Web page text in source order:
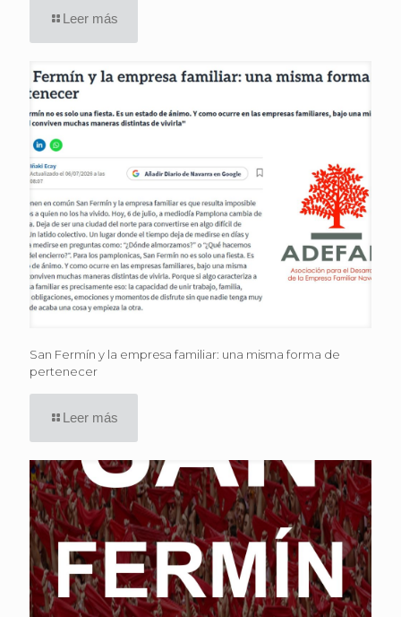
Leer más
San Fermín y la empresa familiar: una misma forma de
pertenecer
Leer más